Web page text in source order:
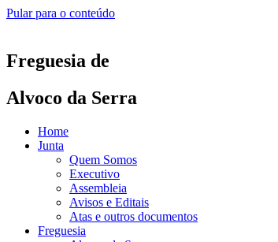
Pular para o conteúdo
Freguesia de
Alvoco da Serra
Home
Junta
Quem Somos
Executivo
Assembleia
Avisos e Editais
Atas e outros documentos
Freguesia